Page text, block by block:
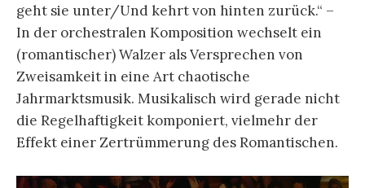
geht sie unter/Und kehrt von hinten zurück.“ –
In der orchestralen Komposition wechselt ein
(romantischer) Walzer als Versprechen von
Zweisamkeit in eine Art chaotische
Jahrmarktsmusik. Musikalisch wird gerade nicht
die Regelhaftigkeit komponiert, vielmehr der
Effekt einer Zertrümmerung des Romantischen.